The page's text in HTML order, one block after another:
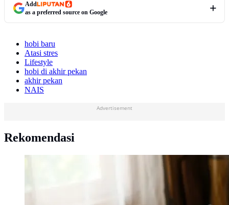
Add
as a preferred source on Google
hobi baru
Atasi stres
Lifestyle
hobi di akhir pekan
akhir pekan
NAIS
Advertisement
Rekomendasi